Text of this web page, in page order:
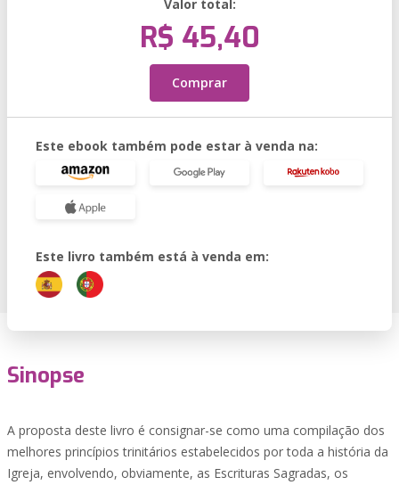
Valor total:
R$ 45,40
Comprar
Este ebook também pode estar à venda na:
Este livro também está à venda em:
Sinopse
A proposta deste livro é consignar-se como uma compilação dos
melhores princípios trinitários estabelecidos por toda a história da
Igreja, envolvendo, obviamente, as Escrituras Sagradas, os